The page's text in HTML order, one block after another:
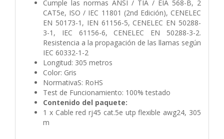
Cumple las normas ANSI / TIA / EIA 568-B, 2
CAT5e, ISO / IEC 11801 (2nd Edición), CENELEC
EN 50173-1, IEN 61156-5, CENELEC EN 50288-
3-1, IEC 61156-6, CENELEC EN 50288-3-2.
Resistencia a la propagación de las llamas según
IEC 60332-1-2
Longitud: 305 metros
Color: Gris
NormativaS: RoHS
Test de Funcionamiento: 100% testado
Contenido del paquete:
1 x Cable red rj45 cat.5e utp flexible awg24, 305
m